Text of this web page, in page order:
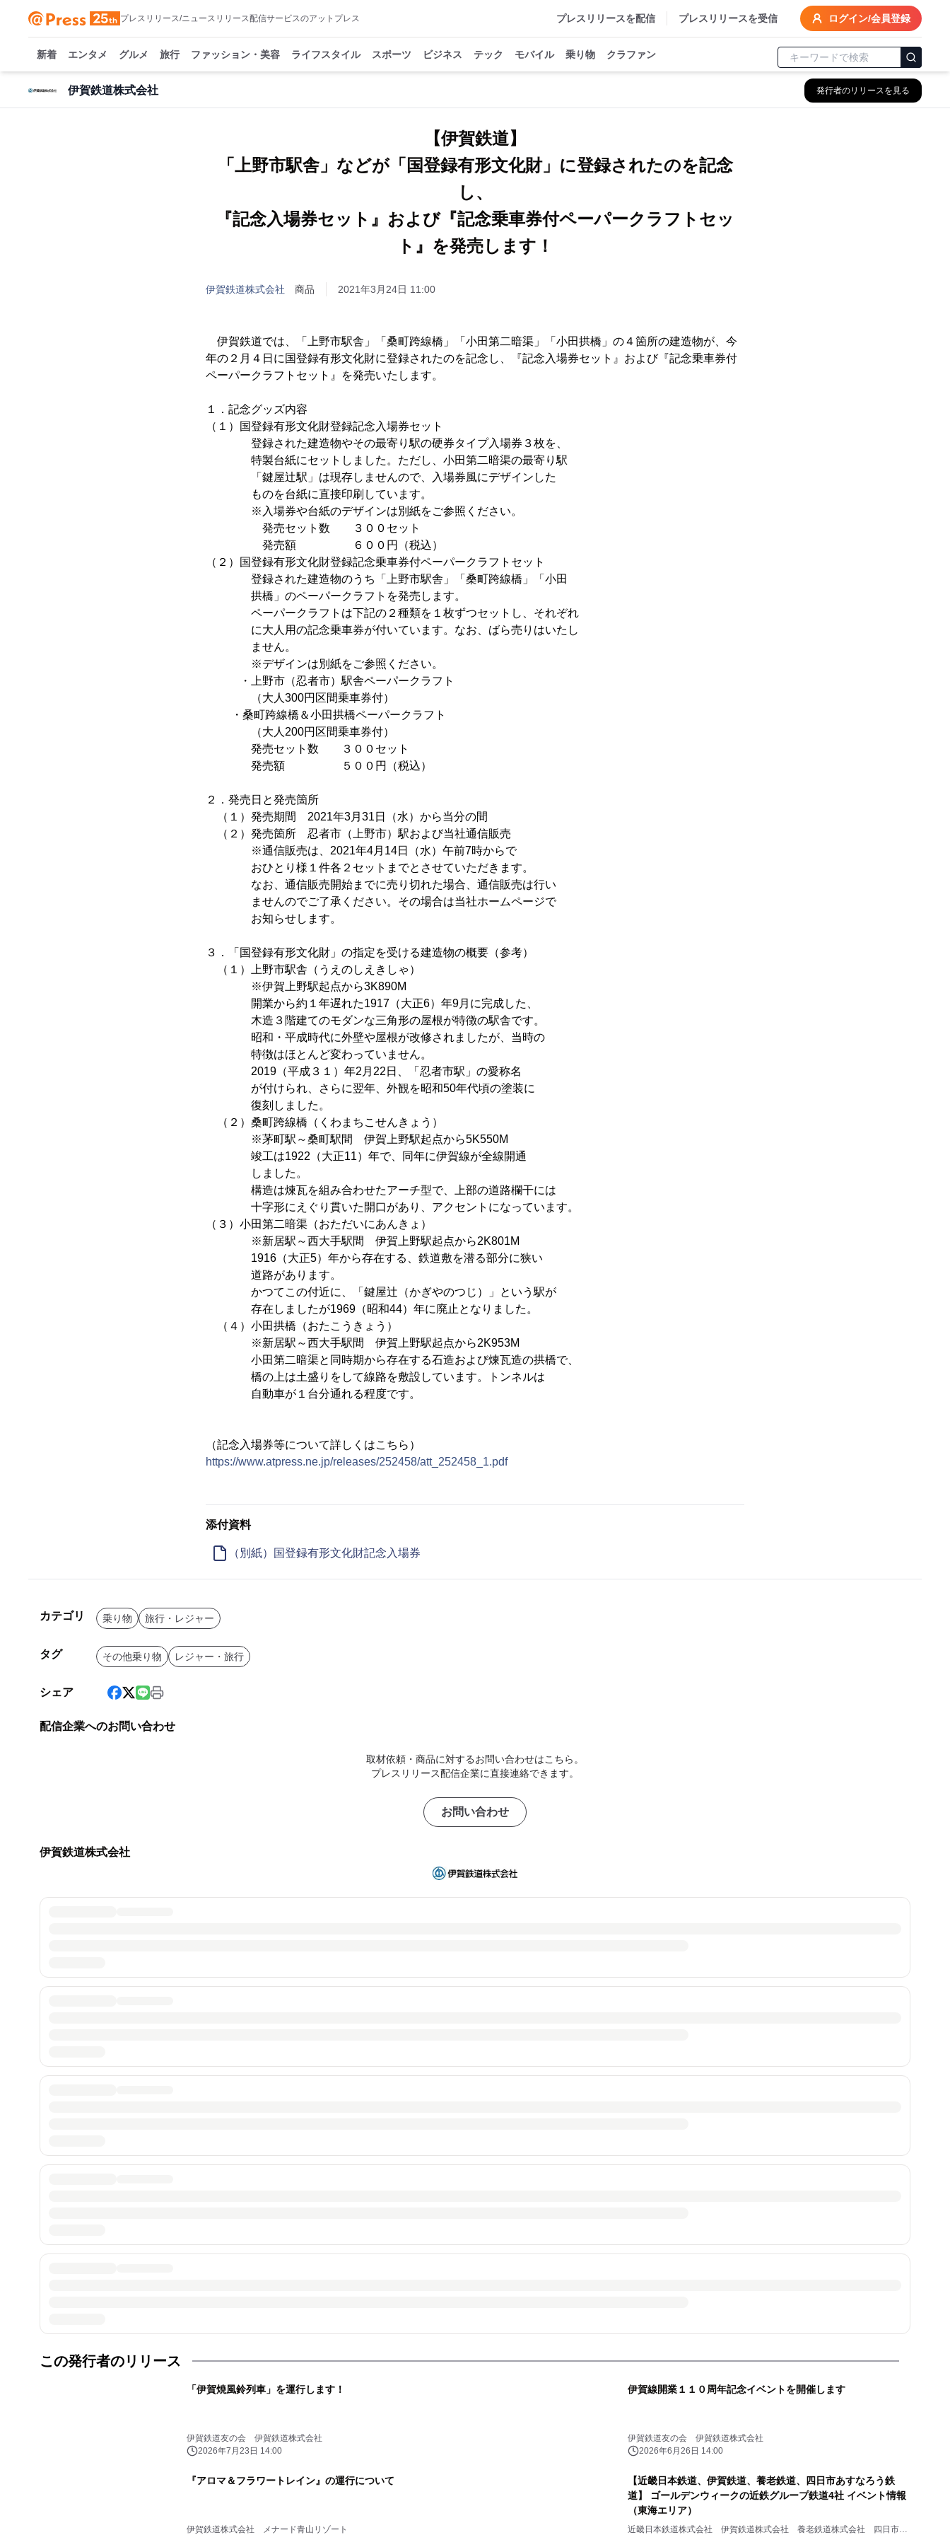
プレスリリース/ニュースリリース配信サービスのアットプレス プレスリリースを配信 プレスリリースを受信 ログイン/会員登録
新着 エンタメ グルメ 旅行 ファッション・美容 ライフスタイル スポーツ ビジネス テック モバイル 乗り物 クラファン
伊賀鉄道株式会社 発行者のリリースを見る
【伊賀鉄道】
「上野市駅舎」などが「国登録有形文化財」に登録されたのを記念
し、
『記念入場券セット』および『記念乗車券付ペーパークラフトセッ
伊賀鉄道株式会社 商品 2021年3月24日 11:00
伊賀鉄道では、「上野市駅舎」「桑町跨線橋」「小田第二暗渠」「小田拱橋」の４箇所の建造物が、今
年の２月４日に国登録有形文化財に登録されたのを記念し、『記念入場券セット』および『記念乗車券付
ペーパークラフトセット』を発売いたします。
１．記念グッズ内容
（１）国登録有形文化財登録記念入場券セット
登録された建造物やその最寄り駅の硬券タイプ入場券３枚を、
特製台紙にセットしました。ただし、小田第二暗渠の最寄り駅
「鍵屋辻駅」は現存しませんので、入場券風にデザインした
ものを台紙に直接印刷しています。
※入場券や台紙のデザインは別紙をご参照ください。
発売セット数 ３００セット
発売額 ６００円（税込）
（２）国登録有形文化財登録記念乗車券付ペーパークラフトセット
登録された建造物のうち「上野市駅舎」「桑町跨線橋」「小田
拱橋」のペーパークラフトを発売します。
ペーパークラフトは下記の２種類を１枚ずつセットし、それぞれ
に大人用の記念乗車券が付いています。なお、ばら売りはいたし
ません。
※デザインは別紙をご参照ください。
・上野市（忍者市）駅舎ペーパークラフト
（大人300円区間乗車券付）
・桑町跨線橋＆小田拱橋ペーパークラフト
（大人200円区間乗車券付）
発売セット数 ３００セット
発売額 ５００円（税込）
２．発売日と発売箇所
（１）発売期間 2021年3月31日（水）から当分の間
（２）発売箇所 忍者市（上野市）駅および当社通信販売
※通信販売は、2021年4月14日（水）午前7時からで
おひとり様１件各２セットまでとさせていただきます。
なお、通信販売開始までに売り切れた場合、通信販売は行い
ませんのでご了承ください。その場合は当社ホームページで
お知らせします。
３．「国登録有形文化財」の指定を受ける建造物の概要（参考）
（１）上野市駅舎（うえのしえきしゃ）
※伊賀上野駅起点から3K890M
開業から約１年遅れた1917（大正6）年9月に完成した、
木造３階建てのモダンな三角形の屋根が特徴の駅舎です。
昭和・平成時代に外壁や屋根が改修されましたが、当時の
特徴はほとんど変わっていません。
2019（平成３１）年2月22日、「忍者市駅」の愛称名
が付けられ、さらに翌年、外観を昭和50年代頃の塗装に
復刻しました。
（２）桑町跨線橋（くわまちこせんきょう）
※茅町駅～桑町駅間 伊賀上野駅起点から5K550M
竣工は1922（大正11）年で、同年に伊賀線が全線開通
しました。
構造は煉瓦を組み合わせたアーチ型で、上部の道路欄干には
十字形にえぐり貫いた開口があり、アクセントになっています。
（３）小田第二暗渠（おただいにあんきょ）
※新居駅～西大手駅間 伊賀上野駅起点から2K801M
1916（大正5）年から存在する、鉄道敷を潜る部分に狭い
道路があります。
かつてこの付近に、「鍵屋辻（かぎやのつじ）」という駅が
存在しましたが1969（昭和44）年に廃止となりました。
（４）小田拱橋（おたこうきょう）
※新居駅～西大手駅間 伊賀上野駅起点から2K953M
小田第二暗渠と同時期から存在する石造および煉瓦造の拱橋で、
橋の上は土盛りをして線路を敷設しています。トンネルは
自動車が１台分通れる程度です。
（記念入場券等について詳しくはこちら）
https://www.atpress.ne.jp/releases/252458/att_252458_1.pdf
添付資料
（別紙）国登録有形文化財記念入場券
カテゴリ 乗り物 旅行・レジャー
タグ その他乗り物 レジャー・旅行
シェア
配信企業へのお問い合わせ
取材依頼・商品に対するお問い合わせはこちら。
プレスリリース配信企業に直接連絡できます。
お問い合わせ
伊賀鉄道株式会社
この発行者のリリース
「伊賀焼風鈴列車」を運行します！
伊賀鉄道友の会 伊賀鉄道株式会社
2026年7月23日 14:00
伊賀線開業１１０周年記念イベントを開催します
伊賀鉄道友の会 伊賀鉄道株式会社
2026年6月26日 14:00
『アロマ＆フラワートレイン』の運行について
伊賀鉄道株式会社 メナード青山リゾート
【近畿日本鉄道、伊賀鉄道、養老鉄道、四日市あすなろう鉄
道】 ゴールデンウィークの近鉄グループ鉄道4社 イベント情報
（東海エリア）
近畿日本鉄道株式会社 伊賀鉄道株式会社 養老鉄道株式会社 四日市あ